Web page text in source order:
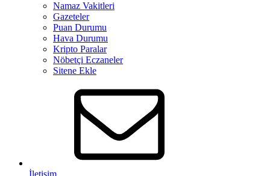
Namaz Vakitleri
Gazeteler
Puan Durumu
Hava Durumu
Kripto Paralar
Nöbetçi Eczaneler
Sitene Ekle
İletişim